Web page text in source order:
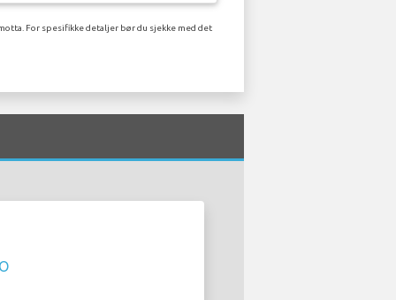
For spesifikke detaljer bør du sjekke med det